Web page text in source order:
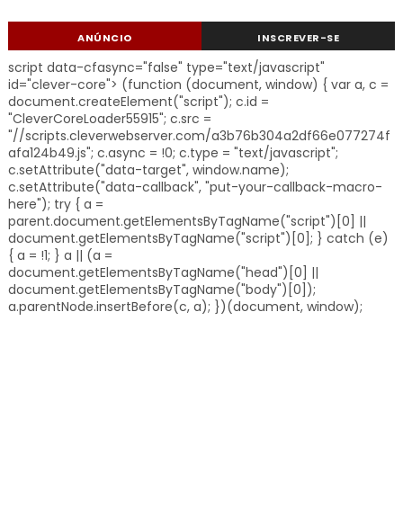
ANÚNCIO INSCREVER-SE
script data-cfasync="false" type="text/javascript"
id="clever-core"> (function (document, window) { var a, c =
document.createElement("script"); c.id =
"CleverCoreLoader55915"; c.src =
"//scripts.cleverwebserver.com/a3b76b304a2df66e077274f
afa124b49.js"; c.async = !0; c.type = "text/javascript";
c.setAttribute("data-target", window.name);
c.setAttribute("data-callback", "put-your-callback-macro-
here"); try { a =
parent.document.getElementsByTagName("script")[0] ||
document.getElementsByTagName("script")[0]; } catch (e)
{ a = !1; } a || (a =
document.getElementsByTagName("head")[0] ||
document.getElementsByTagName("body")[0]);
a.parentNode.insertBefore(c, a); })(document, window);